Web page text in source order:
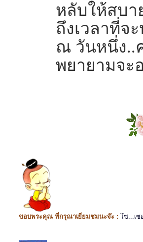
หลับให้สบา
ถึงเวลาที่จ
ณ วันหนึ่ง..
พยายามจะ
ขอบพระคุณ ที่กรุณาเยี่ยมชมนะจ๊ะ : โซ...เซ